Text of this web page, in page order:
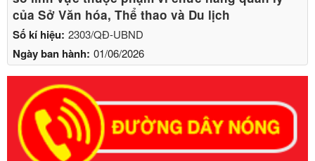
Số kí hiệu: 2303/QĐ-UBND
Ngày ban hành: 01/06/2026
của Sở Văn hóa, Thể thao và Du lịch